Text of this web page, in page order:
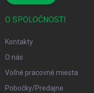
O SPOLOČNOSTI
Kontakty
O nás
Voľné pracovné miesta
Pobočky/Predajne